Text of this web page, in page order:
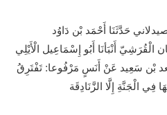
حَدَّثَنَا أَحْمَد بْن دَاوُد
أَنْبَأنَا أَبُو إِسْمَاعِيل الْأَيْلِي
سَعِيد عَنْ أَنَسٍ مَرْفُوعا: تَفْتَرِقُ
الْجَنَّةِ إِلَّا الزَّنَادِقَة